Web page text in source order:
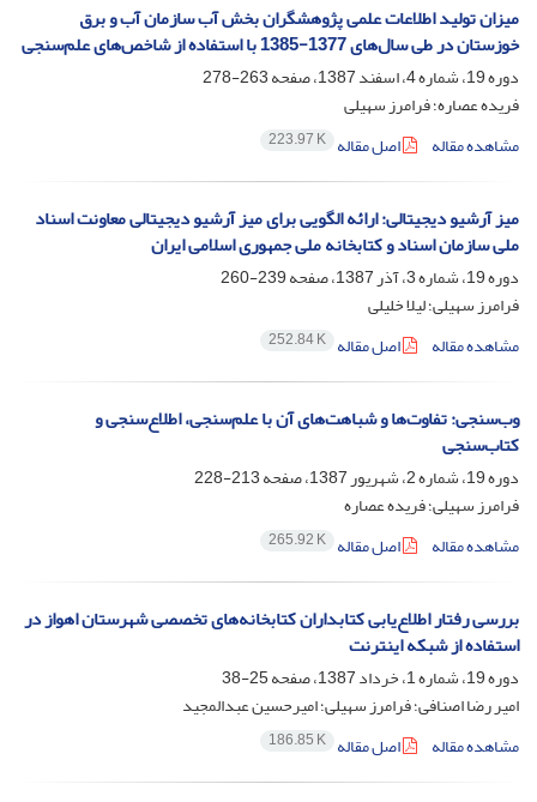
میزان تولید اطلاعات علمی پژوهشگران بخش آب سازمان آب و برق
خوزستان در طی سال‌های 1377-1385 با استفاده از شاخص‌های علم‌سنجی
دوره 19، شماره 4، اسفند 1387، صفحه
263-278
فریده عصاره؛ فرامرز سهیلی
مشاهده مقاله
اصل مقاله 223.97 K
میز آرشیو دیجیتالی: ارائه الگویی برای میز آرشیو دیجیتالی معاونت اسناد
ملی سازمان اسناد و کتابخانه ملی جمهوری اسلامی ایران
دوره 19، شماره 3، آذر 1387، صفحه
239-260
فرامرز سهیلی؛ لیلا خلیلی
مشاهده مقاله
اصل مقاله 252.84 K
وب‌سنجی: تفاوت‌ها و شباهت‌های آن با علم‌سنجی، اطلاع‌سنجی و
کتاب‌سنجی
دوره 19، شماره 2، شهریور 1387، صفحه
213-228
فرامرز سهیلی؛ فریده عصاره
مشاهده مقاله
اصل مقاله 265.92 K
بررسی رفتار اطلاع‌یابی کتابداران کتابخانه‌های تخصصی شهرستان اهواز در
استفاده از شبکه اینترنت
دوره 19، شماره 1، خرداد 1387، صفحه
25-38
امیر رضا اصنافی؛ فرامرز سهیلی؛ امیرحسین عبدالمجید
مشاهده مقاله
اصل مقاله 186.85 K